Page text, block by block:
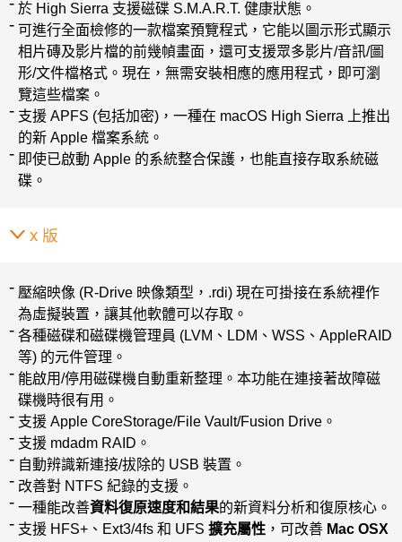
於 High Sierra 支援磁碟 S.M.A.R.T. 健康狀態。
可進行全面檢修的一款檔案預覽程式，它能以圖示形式顯示
相片磚及影片檔的前幾幀畫面，還可支援眾多影片/音訊/圖
形/文件檔格式。現在，無需安裝相應的應用程式，即可瀏
覽這些檔案。
支援 APFS (包括加密)，一種在 macOS High Sierra 上推出
的新 Apple 檔案系統。
即使已啟動 Apple 的系統整合保護，也能直接存取系統磁
碟。
x 版
壓縮映像 (R-Drive 映像類型，.rdi) 現在可掛接在系統裡作
為虛擬裝置，讓其他軟體可以存取。
各種磁碟和磁碟機管理員 (LVM、LDM、WSS、AppleRAID
等) 的元件管理。
能啟用/停用磁碟機自動重新整理。本功能在連接著故障磁
碟機時很有用。
支援 Apple CoreStorage/File Vault/Fusion Drive。
支援 mdadm RAID。
自動辨識新連接/拔除的 USB 裝置。
改善對 NTFS 紀錄的支援。
一種能改善資料復原速度和結果的新資料分析和復原核心。
支援 HFS+、Ext3/4fs 和 UFS 擴充屬性 ，可改善 Mac OSX